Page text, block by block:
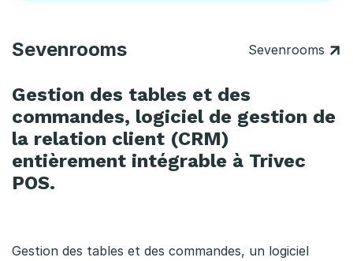
Sevenrooms Sevenrooms
Gestion des tables et des
commandes, logiciel de gestion de
la relation client (CRM)
entièrement intégrable à Trivec
POS.
Gestion des tables et des commandes, un logiciel